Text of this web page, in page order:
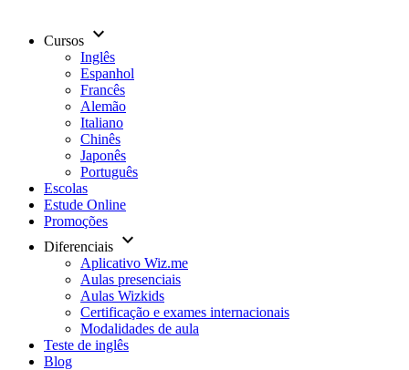
Cursos keyboard_arrow_down
Inglês
Espanhol
Francês
Alemão
Italiano
Chinês
Japonês
Português
Escolas
Estude Online
Promoções
Diferenciais keyboard_arrow_down
Aplicativo Wiz.me
Aulas presenciais
Aulas Wizkids
Certificação e exames internacionais
Modalidades de aula
Teste de inglês
Blog